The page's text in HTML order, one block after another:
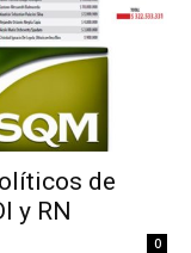
de
y RN
0